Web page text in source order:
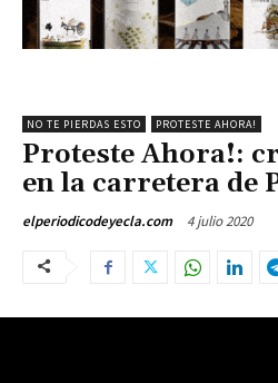
NO TE PIERDAS ESTO PROTESTE AHORA!
Proteste Ahora!:
en la carretera de
elperiodicodeyecla.com 4 julio 2020